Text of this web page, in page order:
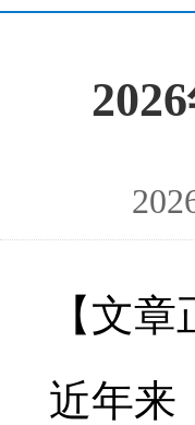
【文章
近年来